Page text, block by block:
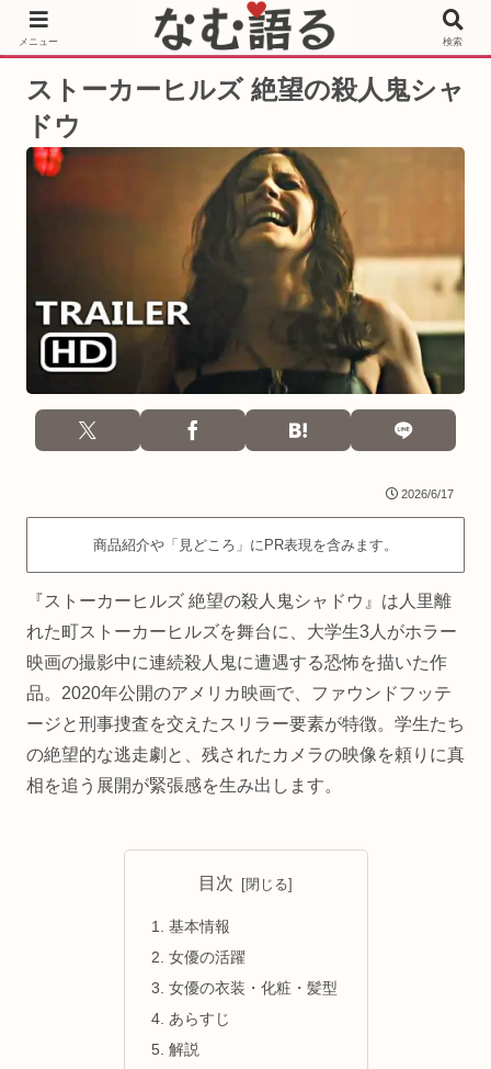
［PR］Prime Video もっと観るならサブスクリプション
ストーカーヒルズ 絶望の殺人鬼シャ
ドウ
2026/6/17
商品紹介や「見どころ」にPR表現を含みます。
『ストーカーヒルズ 絶望の殺人鬼シャドウ』は人里離
れた町ストーカーヒルズを舞台に、大学生3人がホラー
映画の撮影中に連続殺人鬼に遭遇する恐怖を描いた作
品。2020年公開のアメリカ映画で、ファウンドフッテ
ージと刑事捜査を交えたスリラー要素が特徴。学生たち
の絶望的な逃走劇と、残されたカメラの映像を頼りに真
相を追う展開が緊張感を生み出します。
目次
基本情報
女優の活躍
女優の衣装・化粧・髪型
あらすじ
解説
メニュー 検索